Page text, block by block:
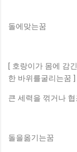
돌에맞는꿈
[ 호랑이가 몸에 감
한 바위를굴리는꿈 ]
큰 세력을 꺾거나
돌을옮기는꿈